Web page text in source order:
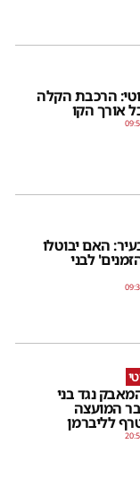
הרכבת הקלה
אורך הקו
האם יבוטלו
לבני
נגד בני
המועצה
לליברמן